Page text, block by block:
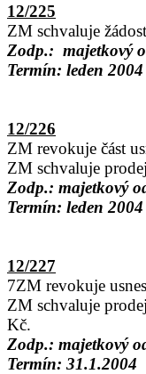
12/225
ZM schvaluje
Zodp.: majetkový
Termín: leden 2004
12/226
ZM revokuje část
ZM schvaluje
Zodp.: majetkový
Termín: leden 2004
12/227
7ZM revokuje
ZM schvaluje
Kč.
Zodp.: majetkový
Termín: 31.1.2004